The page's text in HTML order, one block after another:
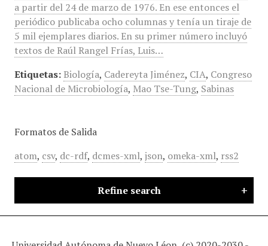
a partir del 24 de marzo de 1976. En ese entonces el
periódico publicaba ocho columnas y tenía un tiraje de
5 mil ejemplares diarios. En su primer número incluyó
textos de Raúl Rangel Frías, Luis…
Etiquetas: Biología, Cadereyta Jiménez, CIA, Congreso
Nacional de Microbiología, Mao Tse-Tung, Sabinas
Formatos de Salida
atom, csv, dc-rdf, dcmes-xml, json, omeka-xml, rss2
Refine search